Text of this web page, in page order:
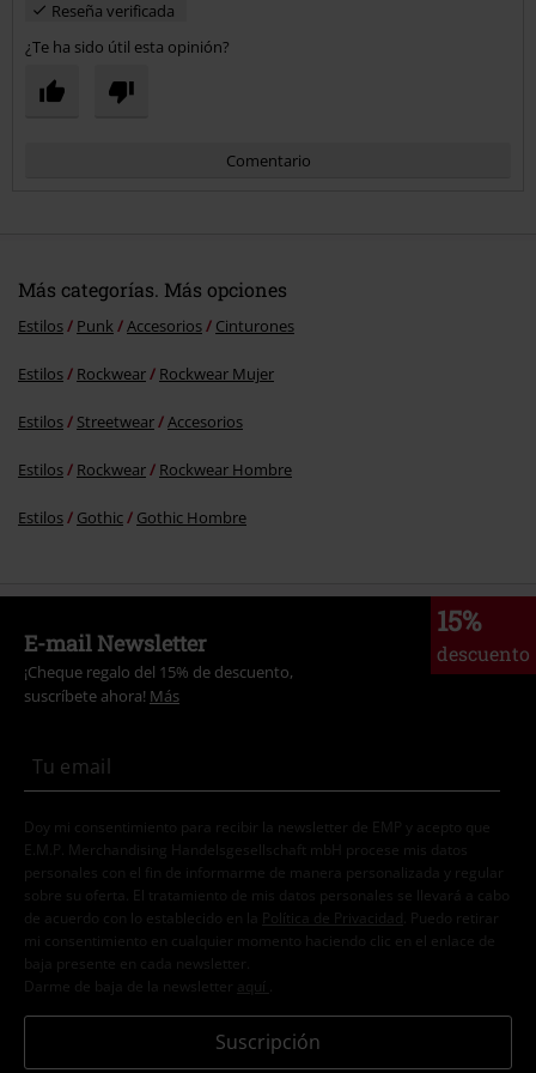
Reseña verificada
¿Te ha sido útil esta opinión?
Comentario
Más categorías. Más opciones
Estilos Punk Accesorios Cinturones
Estilos Rockwear Rockwear Mujer
Estilos Streetwear Accesorios
Estilos Rockwear Rockwear Hombre
Estilos Gothic Gothic Hombre
15%
descuento
E-mail Newsletter
¡Cheque regalo del 15% de descuento,
suscríbete ahora! Más
Doy mi consentimiento para recibir la newsletter de EMP y acepto que
E.M.P. Merchandising Handelsgesellschaft mbH procese mis datos
personales con el fin de informarme de manera personalizada y regular
sobre su oferta. El tratamiento de mis datos personales se llevará a cabo
de acuerdo con lo establecido en la
Política de Privacidad . Puedo retirar
mi consentimiento en cualquier momento haciendo clic en el enlace de
baja presente en cada newsletter.
Darme de baja de la newsletter
aquí
Suscripción